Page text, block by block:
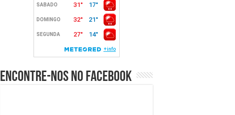
Encontre-nos no Facebook